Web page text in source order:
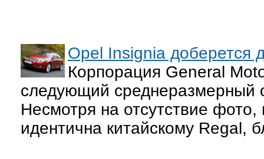
Opel Insignia
Корпорация General
следующий среднеразмерный
Несмотря на отсутствие
идентична китайскому Regal,